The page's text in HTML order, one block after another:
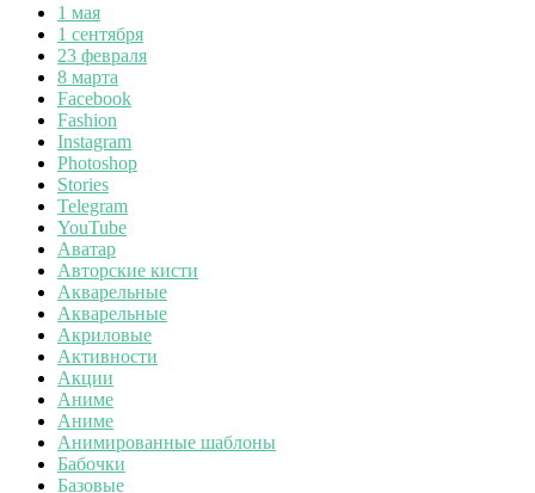
1 мая
1 сентября
23 февраля
8 марта
Facebook
Fashion
Instagram
Photoshop
Stories
Telegram
YouTube
Аватар
Авторские кисти
Акварельные
Акварельные
Акриловые
Активности
Акции
Аниме
Аниме
Анимированные шаблоны
Бабочки
Базовые